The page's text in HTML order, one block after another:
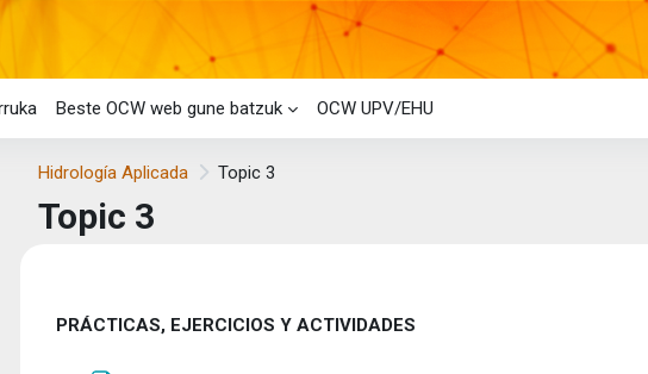
Beste OCW web gune batzuk OCW UPV/EHU
Hidrología Aplicada Topic 3
Topic 3
Atalaren laburpena
PRÁCTICAS, EJERCICIOS Y ACTIVIDADES